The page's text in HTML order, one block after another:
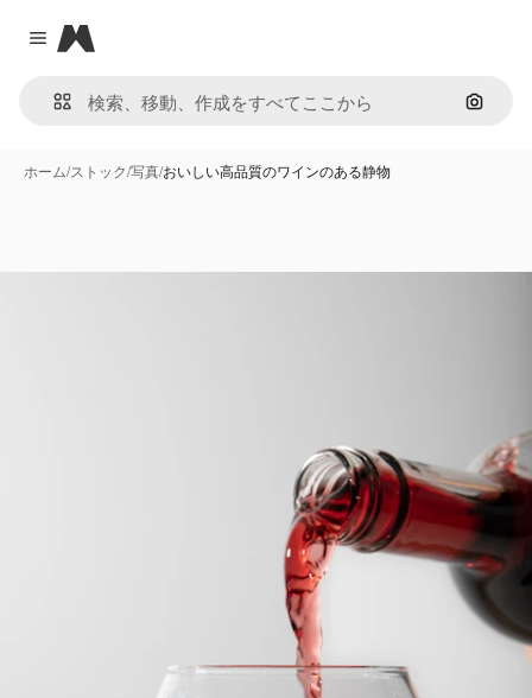
Close menu
Magnific
画像で
ホーム/ストック/写真/おいしい高品質のワインのある静物